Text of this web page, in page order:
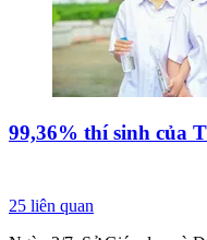
99,36% thí sinh của
25 liên quan